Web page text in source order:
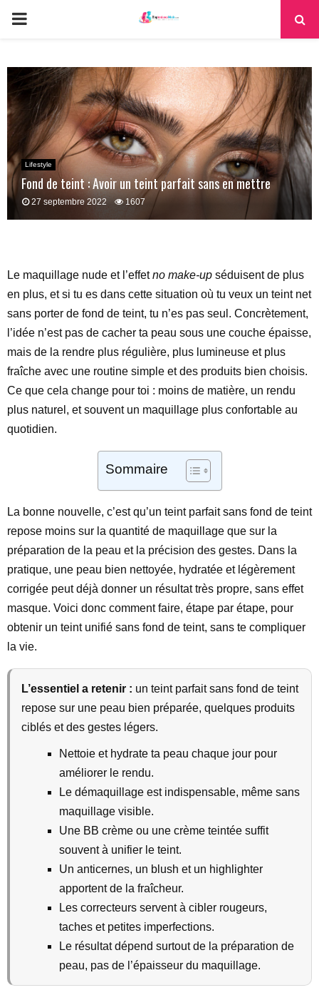
PRIMARY
Lifestyle
Fond de teint : Avoir un teint parfait sans en mettre
27 septembre 2022 1607
Le maquillage nude et l’effetno make-up séduisent de plus
en plus, et si tu es dans cette situation où tu veux un teint net
sans porter de fond de teint, tu n’es pas seul. Concrètement,
l’idée n’est pas de cacher ta peau sous une couche épaisse,
mais de la rendre plus régulière, plus lumineuse et plus
fraîche avec une routine simple et des produits bien choisis.
Ce que cela change pour toi : moins de matière, un rendu
plus naturel, et souvent un maquillage plus confortable au
quotidien.
Sommaire
La bonne nouvelle, c’est qu’un teint parfait sans fond de teint
repose moins sur la quantité de maquillage que sur la
préparation de la peau et la précision des gestes. Dans la
pratique, une peau bien nettoyée, hydratée et légèrement
corrigée peut déjà donner un résultat très propre, sans effet
masque. Voici donc comment faire, étape par étape, pour
obtenir un teint unifié sans fond de teint, sans te compliquer
la vie.
L’essentiel a retenir : un teint parfait sans fond de teint
repose sur une peau bien préparée, quelques produits
ciblés et des gestes légers.
Nettoie et hydrate ta peau chaque jour pour
améliorer le rendu.
Le démaquillage est indispensable, même sans
maquillage visible.
Une BB crème ou une crème teintée suffit
souvent à unifier le teint.
Un anticernes, un blush et un highlighter
apportent de la fraîcheur.
Les correcteurs servent à cibler rougeurs,
taches et petites imperfections.
Le résultat dépend surtout de la préparation de
peau, pas de l’épaisseur du maquillage.